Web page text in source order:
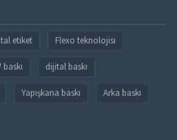
etiket Flexo teknolojisi
baskı dijital baskı
Yapışkana baskı Arka baskı